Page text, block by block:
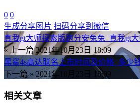
0 0
生成分享图片 扫码分享到微信
真我gt大师探索版跑分安兔兔_真我gt
« 上一篇 2021年10月23日 18:09
黑鲨4s高达联名上市时间及价格_多少
下一篇 » 2021年10月23日 18:09
相关文章